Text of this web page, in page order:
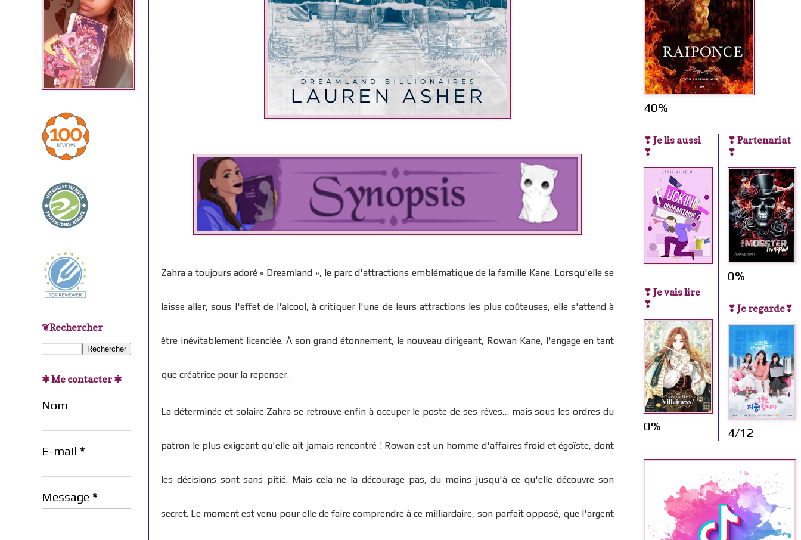
Zahra a toujours adoré « Dreamland », le parc d'attractions emblématique de la famille Kane. Lorsqu'elle se
laisse aller, sous l'effet de l'alcool, à critiquer l'une de leurs attractions les plus coûteuses, elle s'attend à
être inévitablement licenciée. À son grand étonnement, le nouveau dirigeant, Rowan Kane, l'engage en tant
que créatrice pour la repenser.
La déterminée et solaire Zahra se retrouve enfin à occuper le poste de ses rêves… mais sous les ordres du
patron le plus exigeant qu'elle ait jamais rencontré ! Rowan est un homme d'affaires froid et égoïste, dont
les décisions sont sans pitié. Mais cela ne la décourage pas, du moins jusqu'à ce qu'elle découvre son
secret. Le moment est venu pour elle de faire comprendre à ce milliardaire, son parfait opposé, que l'argent
❦Rechercher
✾ Me contacter ✾
Nom
E-mail *
Message *
40%
❣ Je lis aussi
❣
❣ Je vais lire
❣
0%
❣ Partenariat
❣
0%
❣ Je regarde❣
4/12